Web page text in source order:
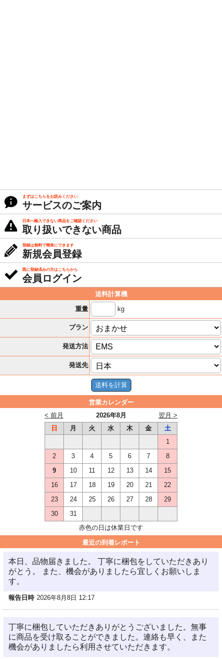
まずはこちらをお読みください
サービスのご案内
日本へ輸入できない商品をご確認ください
取り扱いできない商品
登録は無料で簡単にできます
新規会員登録
既に登録済みの方はこちらから
会員ログイン
送料計算機
重量
kg
プラン
発送方法
発送先
営業カレンダー
2026年8月
< 前月
翌月 >
日
月 火 水 木 金
土
1
2
3 4 5 6 7
8
9
10 11 12 13 14
15
16
17 18 19 20 21
22
23
24 25 26 27 28
29
30
31
赤色の日は休業日です
最近の到着レポート
本日、品物届きました。 丁寧に梱包をしていただきあり
がとう。 また、機会がありましたら宜しくお願いしま
す。
報告日時 2026年8月8日 12:17
丁寧に梱包していただきありがとうございました。無事
に商品を受け取ることができました。連絡も早く、また
機会がありましたら利用させていただきます。